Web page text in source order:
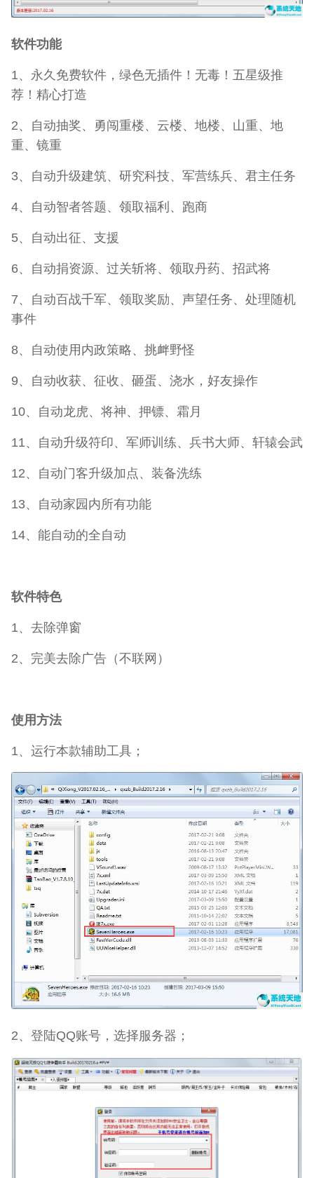
软件功能
1、永久免费软件，绿色无插件！无毒！五星级推
荐！精心打造
2、自动抽奖、勇闯重楼、云楼、地楼、山重、地
重、镜重
3、自动升级建筑、研究科技、军营练兵、君主任务
4、自动智者答题、领取福利、跑商
5、自动出征、支援
6、自动捐资源、过关斩将、领取丹药、招武将
7、自动百战千军、领取奖励、声望任务、处理随机
事件
8、自动使用内政策略、挑衅野怪
9、自动收获、征收、砸蛋、浇水，好友操作
10、自动龙虎、将神、押镖、霜月
11、自动升级符印、军师训练、兵书大师、轩辕会武
12、自动门客升级加点、装备洗练
13、自动家园内所有功能
14、能自动的全自动
软件特色
1、去除弹窗
2、完美去除广告（不联网）
使用方法
1、运行本款辅助工具；
2、登陆QQ账号，选择服务器；